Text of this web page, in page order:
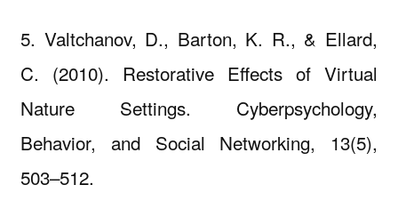
5. Valtchanov, D., Barton, K. R., & Ellard,
C. (2010). Restorative Effects of Virtual
Nature Settings. Cyberpsychology,
Behavior, and Social Networking, 13(5),
503–512.